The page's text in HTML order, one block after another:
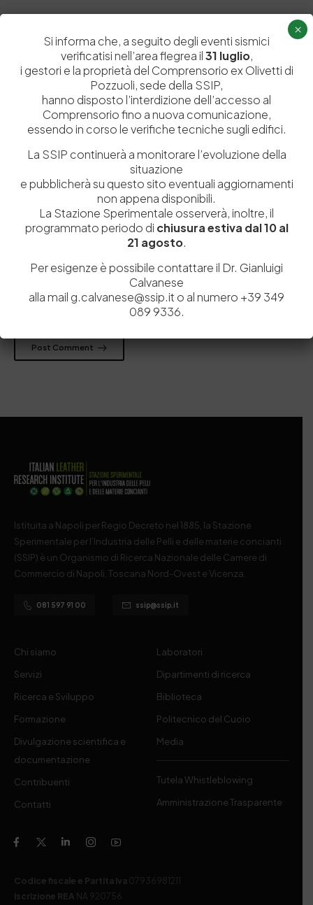
Lascia un commento
Il tuo indirizzo email non sarà pubblicato. I campi obbligatori sono
Salva il mio nome, email e sito web in questo browser per la
prossima volta che commento.
Post Comment
Istituita a Napoli per Regio Decreto nel 1885, la Stazione
Sperimentale per l’Industria delle Pelli e delle materie concianti
(SSIP) è un Organismo di Ricerca Nazionale delle Camere di
Commercio di Napoli, Toscana Nord-Ovest e Vicenza.
081 597 91 00 ssip@ssip.it
Chi siamo
Servizi
Ricerca e Sviluppo
Formazione
Divulgazione scientifica e
documentazione
Contribuenti
Contatti
Laboratori
Dipartimenti di ricerca
Biblioteca
Politecnico del Cuoio
Media
Tutela Whistleblowing
Amministrazione Trasparente
Codice fiscale e Partita Iva 07936981211
Iscrizione REA NA 920756
Si informa che, a seguito degli eventi sismici
verificatisi nell’area flegrea il31 luglio,
i gestori e la proprietà del Comprensorio ex Olivetti di
Pozzuoli, sede della SSIP,
hanno disposto l’interdizione dell’accesso al
Comprensorio fino a nuova comunicazione,
essendo in corso le verifiche tecniche sugli edifici.
La SSIP continuerà a monitorare l’evoluzione della
situazione
e pubblicherà su questo sito eventuali aggiornamenti
non appena disponibili.
La Stazione Sperimentale osserverà, inoltre, il
programmato periodo di chiusura estiva dal 10 al
21 agosto.
Per esigenze è possibile contattare il Dr. Gianluigi
Calvanese
alla mail g.calvanese@ssip.it o al numero +39 349
089 9336.
×